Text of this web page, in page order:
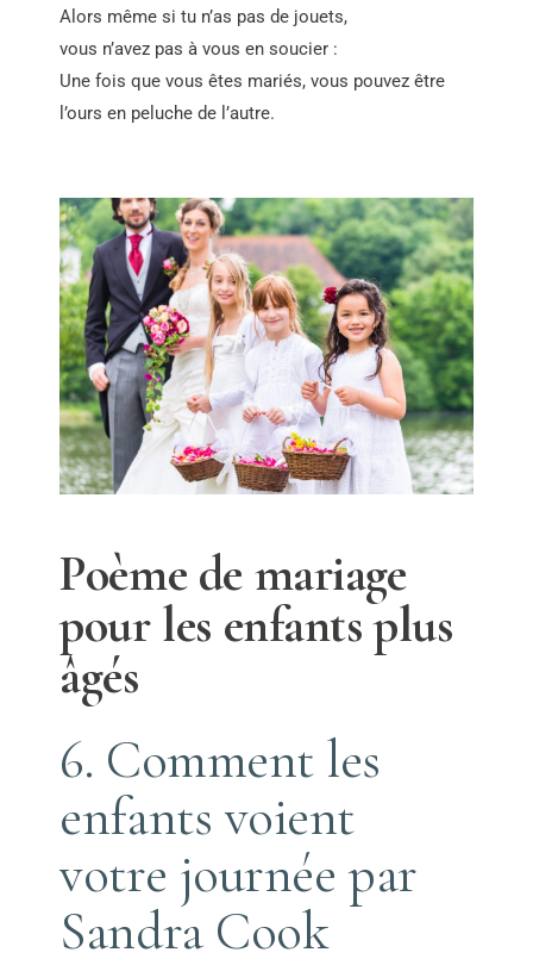
Alors même si tu n’as pas de jouets,
vous n’avez pas à vous en soucier :
Une fois que vous êtes mariés, vous pouvez être
l’ours en peluche de l’autre.
Poème de mariage
pour les enfants plus
âgés
6. Comment les
enfants voient
votre journée par
Sandra Cook